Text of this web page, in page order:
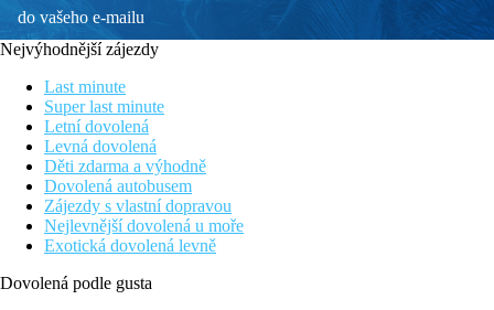
do vašeho e-mailu
Nejvýhodnější zájezdy
Last minute
Super last minute
Letní dovolená
Levná dovolená
Děti zdarma a výhodně
Dovolená autobusem
Zájezdy s vlastní dopravou
Nejlevnější dovolená u moře
Exotická dovolená levně
Dovolená podle gusta